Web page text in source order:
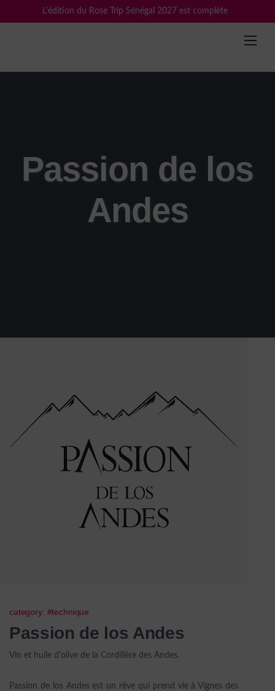
L'édition du Rose Trip Sénégal 2027 est complète
Passion de los
Andes
category: #technique
Passion de los Andes
Vin et huile d'olive de la Cordillère des Andes.
Passion de los Andes est un rêve qui prend vie à Vignes des